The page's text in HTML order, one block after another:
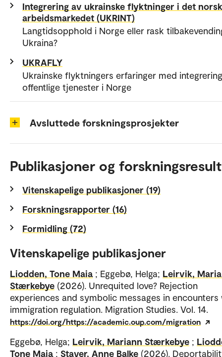
Integrering av ukrainske flyktninger i det
arbeidsmarkedet (UKRINT)
Langtidsopphold i Norge eller rask
Ukraina?
UKRAFLY
Ukrainske flyktningers erfaringer med
offentlige tjenester i Norge
Avsluttede forskningsprosjekter
Publikasjoner og
Vitenskapelige publikasjoner (19)
Forskningsrapporter (16)
Formidling (72)
Vitenskapelige publikasjoner
Liodden, Tone Maia ; Eggebø, Helga; Leirvik,
Stærkebye (2026). Unrequited love? Rejection
experiences and symbolic messages in
immigration regulation. Migration Studies. Vol. 14.
https://doi.org/https://academic.oup.com/migration
Eggebø, Helga; Leirvik, Mariann Stærkebye ;
Tone Maia ; Staver, Anne Balke (2026).